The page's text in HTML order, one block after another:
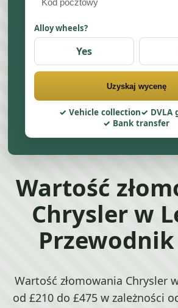
Alloy wheels?
Yes
Uzyskaj wycenę
Vehicle collection
DVLA
Bank transfer
Wartość
Chrysler w
Przewodnik
Wartość złomowania Chrysler
od £210 do £475 w zależności